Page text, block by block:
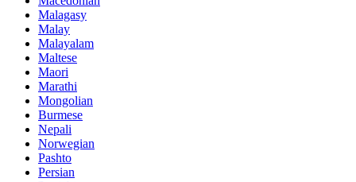
Malagasy
Malay
Malayalam
Maltese
Maori
Marathi
Mongolian
Burmese
Nepali
Norwegian
Pashto
Persian